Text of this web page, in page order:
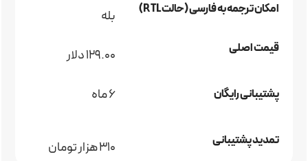
امکان ترجمه به فارسی (حالت RTL) بله
قیمت اصلی 129.00 دلار
پشتیبانی رایگان 6 ماه
تمدید پشتیبانی 310 هزار تومان